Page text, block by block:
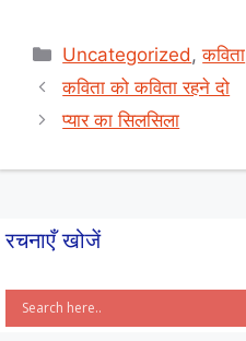
at
s
A
c
e
b
ar
e
Categories
Uncategorized ,कविता
कविता को कविता रहने दो
प्यार का सिलसिला
रचनाएँ खोजें